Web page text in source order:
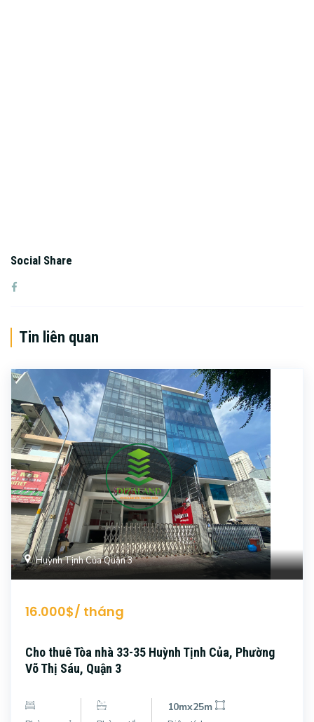
Social Share
Tin liên quan
Huỳnh Tịnh Của Quận 3
16.000$/ tháng
Cho thuê Tòa nhà 33-35 Huỳnh Tịnh Của, Phường
Võ Thị Sáu, Quận 3
10mx25m